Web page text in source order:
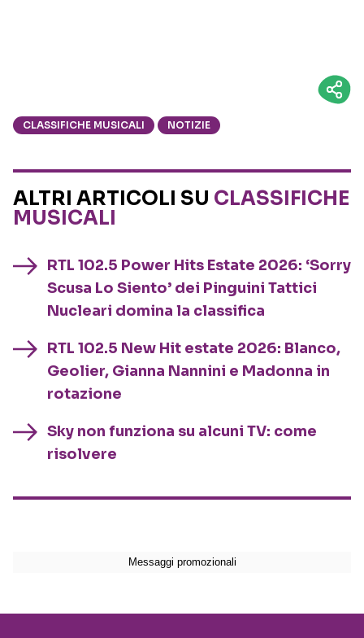
CLASSIFICHE MUSICALI NOTIZIE
ALTRI ARTICOLI SU CLASSIFICHE
MUSICALI
RTL 102.5 Power Hits Estate 2026: ‘Sorry
Scusa Lo Siento’ dei Pinguini Tattici
Nucleari domina la classifica
RTL 102.5 New Hit estate 2026: Blanco,
Geolier, Gianna Nannini e Madonna in
rotazione
Sky non funziona su alcuni TV: come
risolvere